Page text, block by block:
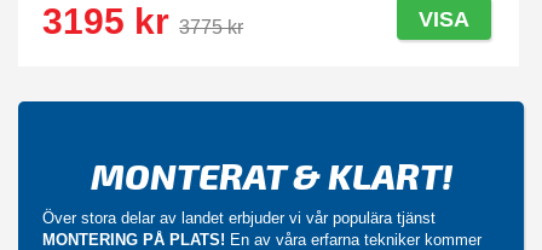
3195 kr 3775 kr VISA
MONTERAT & KLART!
Över stora delar av landet erbjuder vi vår populära tjänst
MONTERING PÅ PLATS! En av våra erfarna tekniker kommer